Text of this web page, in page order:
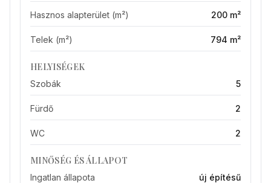
Hasznos alapterület (m²) 200 m²
Telek (m²) 794 m²
HELYISÉGEK
Szobák 5
Fürdő 2
WC 2
MINŐSÉG ÉS ÁLLAPOT
Ingatlan állapota új építésű